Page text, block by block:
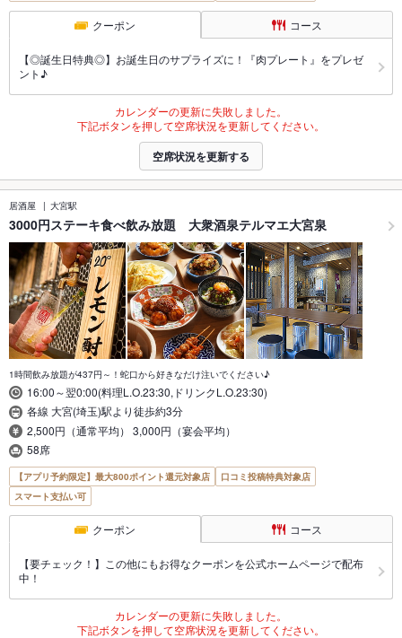
クーポン コース
【◎誕生日特典◎】お誕生日のサプライズに！『肉プレート』をプレゼ
ント♪
カレンダーの更新に失敗しました。
下記ボタンを押して空席状況を更新してください。
空席状況を更新する
居酒屋 大宮駅
3000円ステーキ食べ飲み放題 大衆酒泉テルマエ大宮泉
1時間飲み放題が437円～！蛇口から好きなだけ注いでください♪
16:00～翌0:00(料理L.O.23:30,ドリンクL.O.23:30)
各線 大宮(埼玉)駅より徒歩約3分
2,500円（通常平均） 3,000円（宴会平均）
58席
【アプリ予約限定】最大800ポイント還元対象店
口コミ投稿特典対象店
スマート支払い可
クーポン コース
【要チェック！】この他にもお得なクーポンを公式ホームページで配布
中！
カレンダーの更新に失敗しました。
下記ボタンを押して空席状況を更新してください。